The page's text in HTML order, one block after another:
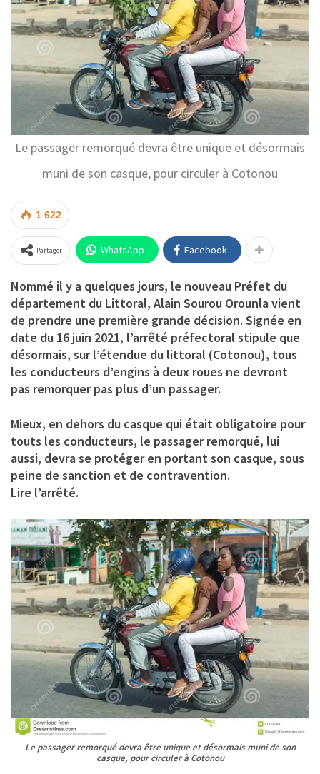
Le passager remorqué devra être unique et désormais
muni de son casque, pour circuler à Cotonou
1 622
Partager WhatsApp Facebook
Nommé il y a quelques jours, le nouveau Préfet du
département du Littoral, Alain Sourou Orounla vient
de prendre une première grande décision. Signée en
date du 16 juin 2021, l’arrêté préfectoral stipule que
désormais, sur l’étendue du littoral (Cotonou), tous
les conducteurs d’engins à deux roues ne devront
pas remorquer pas plus d’un passager.
Mieux, en dehors du casque qui était obligatoire pour
touts les conducteurs, le passager remorqué, lui
aussi, devra se protéger en portant son casque, sous
peine de sanction et de contravention.
Lire l’arrêté.
Le passager remorqué devra être unique et désormais muni de son
casque, pour circuler à Cotonou